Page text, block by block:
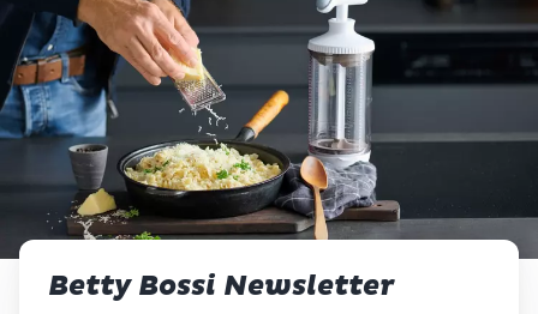
Betty Bossi Newsletter